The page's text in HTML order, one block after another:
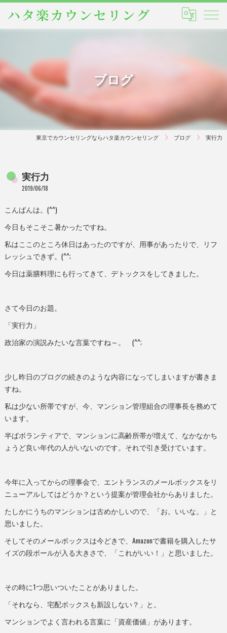
ブログ
東京でカウンセリングならハタ楽カウンセリング ブログ 実行力
実行力
2019/06/18
こんばんは。(^^)
今日もそこそこ暑かったですね。
私はここのところ休日はあったのですが、用事があったりで、リフ
レッシュできず。(^^;
今日は薬膳料理にも行ってきて、デトックスをしてきました。
さて今日のお題。
「実行力」
政治家の演説みたいな言葉ですね～。 (^^;
少し昨日のブログの続きのような内容になってしまいますが書きま
すね。
私は少ない所帯ですが、今、マンション管理組合の理事長を務めて
います。
半ばボランティアで、マンションに高齢所帯が増えて、なかなかち
ょうど良い年代の人がいないのです。それで引き受けています。
今年に入ってからの理事会で、エントランスのメールボックスをリ
ニューアルしてはどうか？という提案が管理会社からありました。
たしかにうちのマンションは古めかしいので、「お。いいな。」と
思いました。
そしてそのメールボックスは今どきで、Amazonで書籍を購入したサ
イズの段ボールが入る大きさで、「これがいい！」と思いました。
その時に1つ思いついたことがありました。
「それなら、宅配ボックスも新設しない？」と。
マンションでよく言われる言葉に「資産価値」があります。